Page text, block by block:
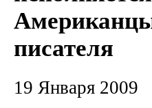
писателя
19 Января 2009